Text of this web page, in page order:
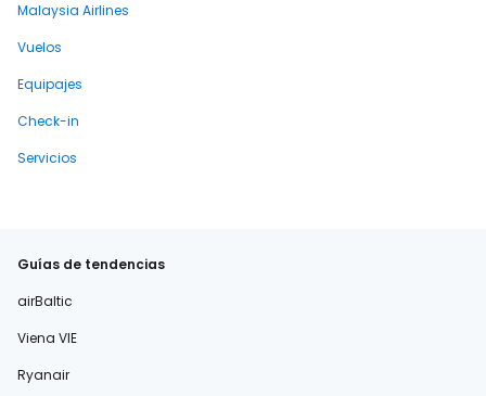
Malaysia Airlines
Vuelos
Equipajes
Check-in
Servicios
Guías de tendencias
airBaltic
Viena VIE
Ryanair